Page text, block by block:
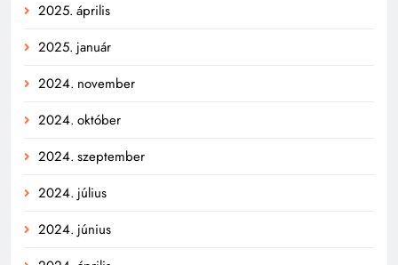
2025. április
2025. január
2024. november
2024. október
2024. szeptember
2024. július
2024. június